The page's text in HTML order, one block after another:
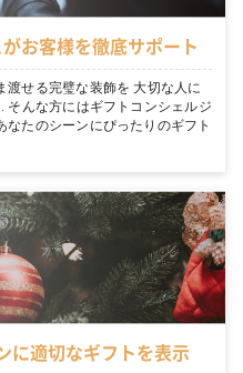
お客様を徹底サポート
せる完璧な装飾を 大切な人に
んな方にはギフトコンシェルジ
たのシーンにぴったりのギフト
に適切なギフトを表示